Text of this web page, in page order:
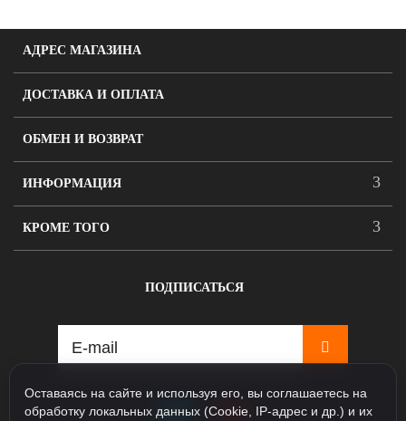
АДРЕС МАГАЗИНА
ДОСТАВКА И ОПЛАТА
ОБМЕН И ВОЗВРАТ
ИНФОРМАЦИЯ
КРОМЕ ТОГО
ПОДПИСАТЬСЯ
Оставаясь на сайте и используя его, вы соглашаетесь на
обработку локальных данных (Cookie, IP-адрес и др.) и их